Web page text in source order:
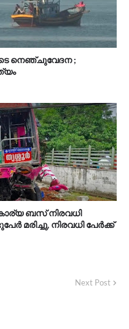
നെഞ്ചുവേദന ;
ബസ് നിരവധി
മരിച്ചു, നിരവധി പേർക്ക്
Next Post